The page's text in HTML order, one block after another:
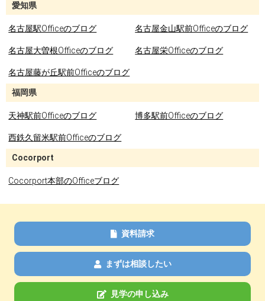
愛知県
名古屋駅Officeのブログ 名古屋金山駅前Officeのブログ
名古屋大曽根Officeのブログ 名古屋栄Officeのブログ
名古屋藤が丘駅前Officeのブログ
福岡県
天神駅前Officeのブログ 博多駅前Officeのブログ
西鉄久留米駅前Officeのブログ
Cocorport
Cocorport本部のOfficeブログ
資料請求
まずは相談したい
見学の申し込み